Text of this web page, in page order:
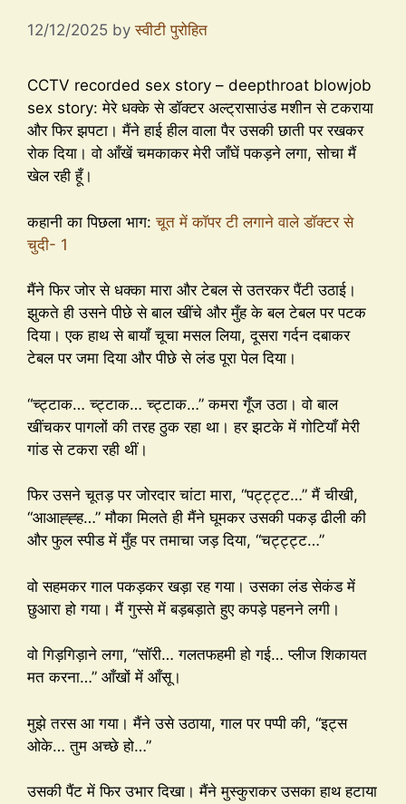
12/12/2025 byस्वीटी पुरोहित
CCTV recorded sex story – deepthroat blowjob
sex story: मेरे धक्के से डॉक्टर अल्ट्रासाउंड मशीन से टकराया
और फिर झपटा। मैंने हाई हील वाला पैर उसकी छाती पर रखकर
रोक दिया। वो आँखें चमकाकर मेरी जाँघें पकड़ने लगा, सोचा मैं
खेल रही हूँ।
कहानी का पिछला भाग:चूत में कॉपर टी लगाने वाले डॉक्टर से
चुदी- 1
मैंने फिर जोर से धक्का मारा और टेबल से उतरकर पैंटी उठाई।
झुकते ही उसने पीछे से बाल खींचे और मुँह के बल टेबल पर पटक
दिया। एक हाथ से बायाँ चूचा मसल लिया, दूसरा गर्दन दबाकर
टेबल पर जमा दिया और पीछे से लंड पूरा पेल दिया।
“च्ट्टाक… च्ट्टाक… च्ट्टाक…” कमरा गूँज उठा। वो बाल
खींचकर पागलों की तरह ठुक रहा था। हर झटके में गोटियाँ मेरी
गांड से टकरा रही थीं।
फिर उसने चूतड़ पर जोरदार चांटा मारा, “पट्ट्ट्ट…” मैं चीखी,
“आआह्ह्ह…” मौका मिलते ही मैंने घूमकर उसकी पकड़ ढीली की
और फुल स्पीड में मुँह पर तमाचा जड़ दिया, “चट्ट्ट्ट…”
वो सहमकर गाल पकड़कर खड़ा रह गया। उसका लंड सेकंड में
छुआरा हो गया। मैं गुस्से में बड़बड़ाते हुए कपड़े पहनने लगी।
वो गिड़गिड़ाने लगा, “सॉरी… गलतफहमी हो गई… प्लीज शिकायत
मत करना…” आँखों में आँसू।
मुझे तरस आ गया। मैंने उसे उठाया, गाल पर पप्पी की, “इट्स
ओके… तुम अच्छे हो…”
उसकी पैंट में फिर उभार दिखा। मैंने मुस्कुराकर उसका हाथ हटाया